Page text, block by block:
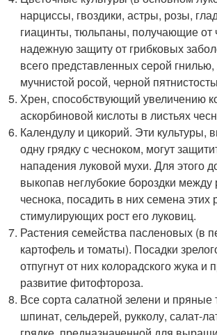
нарциссы, гвоздики, астры, розы,
гиацинты, тюльпаны, получающие от
надежную защиту от грибковых
всего представленных серой
мучнистой росой, черной
Хрен, способствующий увеличению
аскорбиновой кислоты в листьях
Календулу и цикорий. Эти культуры,
одну грядку с чесноком, могут
нападения луковой мухи. Для этого
выкопав неглубокие бороздки между
чеснока, посадить в них семена этих
стимулирующих рост его луковиц.
Растения семейства пасленовых (в
картофель и томаты). Посадки
отпугнут от них колорадского жука и
развитие фитофтороза.
Все сорта салатной зелени и пряные
шпинат, сельдерей, рукколу, салат-